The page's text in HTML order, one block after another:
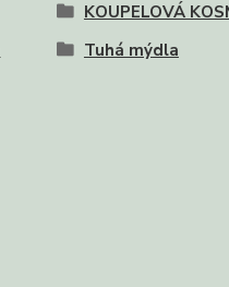
KOUPELOVÁ
Tuhá mýdla